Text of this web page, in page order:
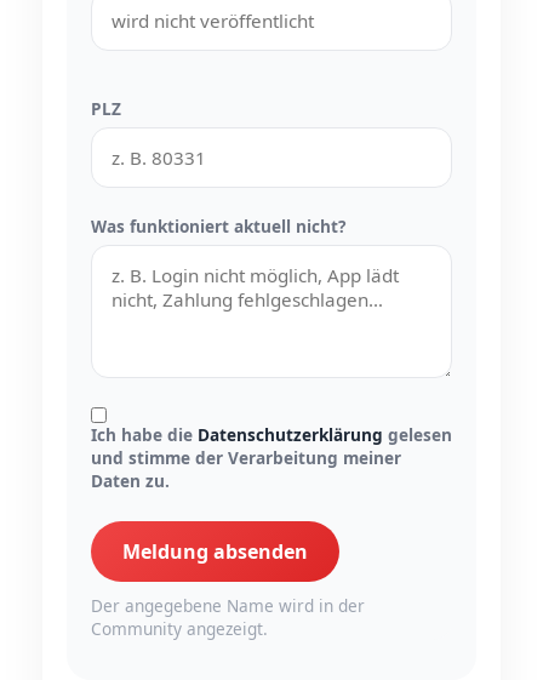
PLZ
Was funktioniert aktuell nicht?
Ich habe die Datenschutzerklärung gelesen
und stimme der Verarbeitung meiner
Daten zu.
Meldung absenden
Der angegebene Name wird in der
Community angezeigt.